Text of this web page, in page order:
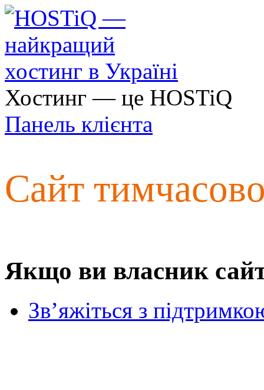
Хостинг — це HOSTiQ
Панель клієнта
Сайт
Якщо ви власник
Зв’яжіться з